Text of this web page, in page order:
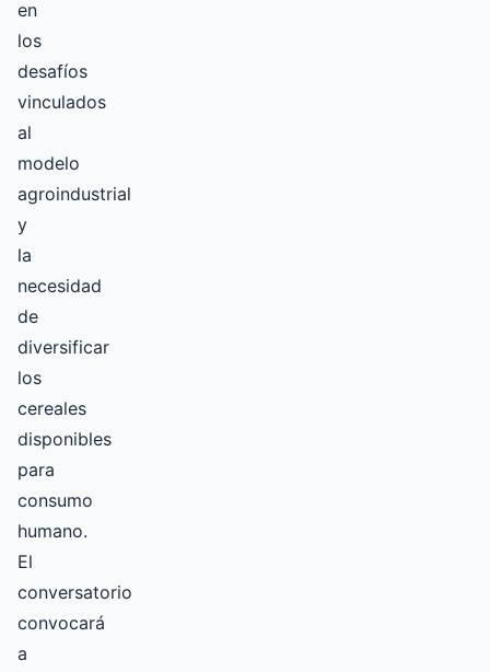
en
los
desafíos
vinculados
al
modelo
agroindustrial
y
la
necesidad
de
diversificar
los
cereales
disponibles
para
consumo
humano.
El
conversatorio
convocará
a